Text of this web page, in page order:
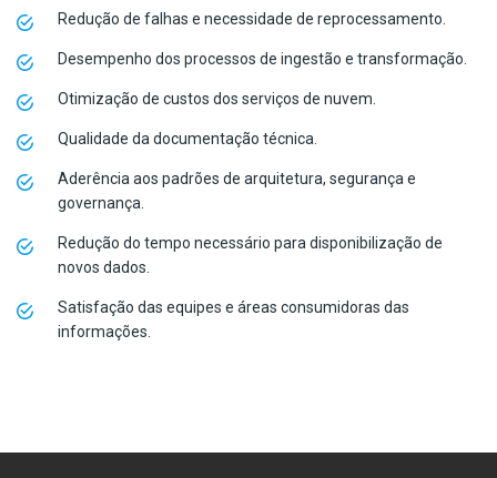
Redução de falhas e necessidade de reprocessamento.
Desempenho dos processos de ingestão e transformação.
Otimização de custos dos serviços de nuvem.
Qualidade da documentação técnica.
Aderência aos padrões de arquitetura, segurança e
governança.
Redução do tempo necessário para disponibilização de
novos dados.
Satisfação das equipes e áreas consumidoras das
informações.